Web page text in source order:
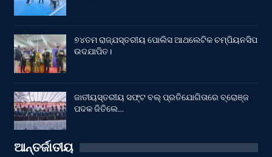
୭୪ତମ ରାଜ୍ଯସ୍ତରୀୟ ପୋଲିସ ଆଥଲେଟିକ ଚମ୍ପିୟନସିପ
ଉଦଯାପିତ।
ଜାତୀୟସ୍ତରୀୟ ସଫ୍ଟ ବଲ୍ ପ୍ରତିଯୋଗିତାରେ ବ୍ରୋଞ୍ଜ
ପଦକ ଜିତିଲେ…
ଆନ୍ତର୍ଜାତୀୟ